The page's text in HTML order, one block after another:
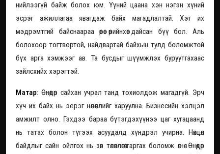
нийлээгүй байж болох юм. Үүний цаана хэн нэгэн хүний
эсрэг ажиллагаа явагдаж байх магадлалтай. Хэт их
мэдрэмтгий байснаараа өөрөө өөрийнхөө дайсан бүү бол. Аль
болохоор тогтвортой, найдвартай байхын тулд боломжтой
бүх арга хэмжээг ав. Та бусдыг шүүмжлэх буруутгахаас
зайлсхийх хэрэгтэй.
Матар: Өнөөдөр сайхан учрал танд тохиолдож магадгүй. Эрч
хүч их байх нь эерэг нөлөөллийг харуулна. Бизнесийн хэлцэл
амжилт олно. Гэхдээ бараа бүтэгдэхүүнээ цаг хугацаанд
нь татах болон түгээх асуудалд хүндрэл учирна. Нөхцөл
байдлыг сайн ойлгох нь зөв төлөвлөгөө гаргах боломж өгнө. Өнөөдөр